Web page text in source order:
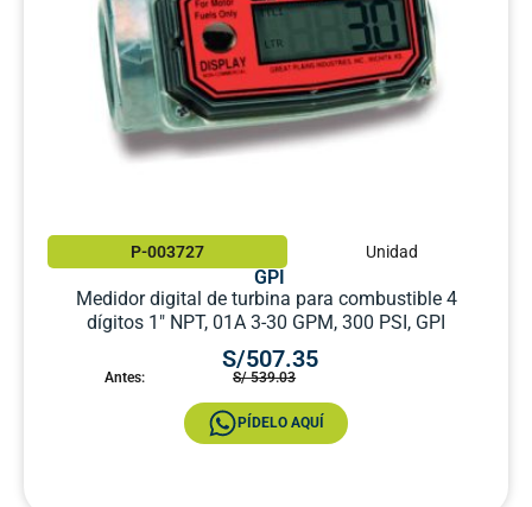
P-003727 Unidad
GPI
Medidor digital de turbina para combustible 4
dígitos 1″ NPT, 01A 3-30 GPM, 300 PSI, GPI
S/507.35
Antes: S/ 539.03
PÍDELO AQUÍ